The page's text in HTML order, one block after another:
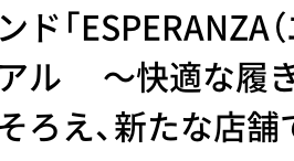
「ESPERANZA（
ル ～快適な履
ろえ、新たな店